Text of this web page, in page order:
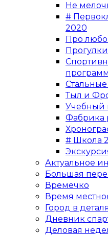
Не
#
2020
Про
Тыл и
Учебный
Фабрика
# Школа
Актуальное
Большая
Времечко
Время
Город в
Дневник
Деловая